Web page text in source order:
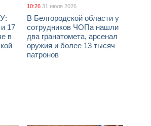
17
в
10:26 31 июля 2026
В Белгородской области у
сотрудников ЧОПа нашли
два гранатомета, арсенал
оружия и более 13 тысяч
патронов